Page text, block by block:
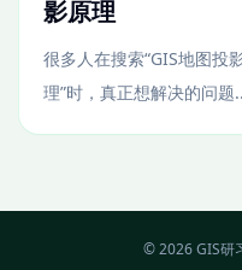
影原理
很多人在搜索“GIS地图投
理”时，真正想解决的问题
© 2026 GIS研